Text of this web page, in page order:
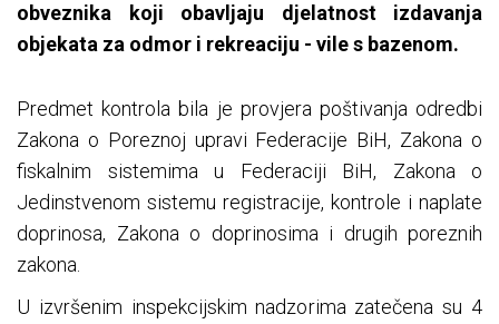
obveznika koji obavljaju djelatnost izdavanja
objekata za odmor i rekreaciju - vile s bazenom.
Predmet kontrola bila je provjera poštivanja odredbi
Zakona o Poreznoj upravi Federacije BiH, Zakona o
fiskalnim sistemima u Federaciji BiH, Zakona o
Jedinstvenom sistemu registracije, kontrole i naplate
doprinosa, Zakona o doprinosima i drugih poreznih
zakona.
U izvršenim inspekcijskim nadzorima zatečena su 4